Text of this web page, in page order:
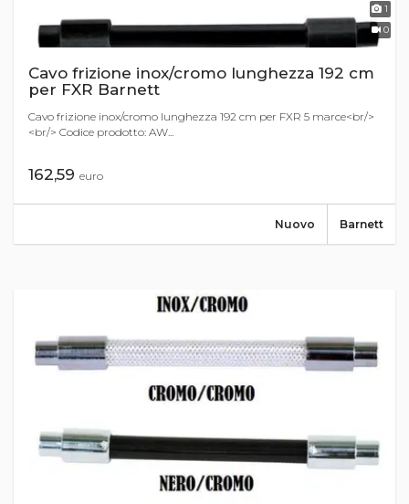
1
0
Cavo frizione inox/cromo lunghezza 192 cm
per FXR Barnett
Cavo frizione inox/cromo lunghezza 192 cm per FXR 5 marce<br/>
<br/> Codice prodotto: AW...
162,59 euro
Barnett
Nuovo